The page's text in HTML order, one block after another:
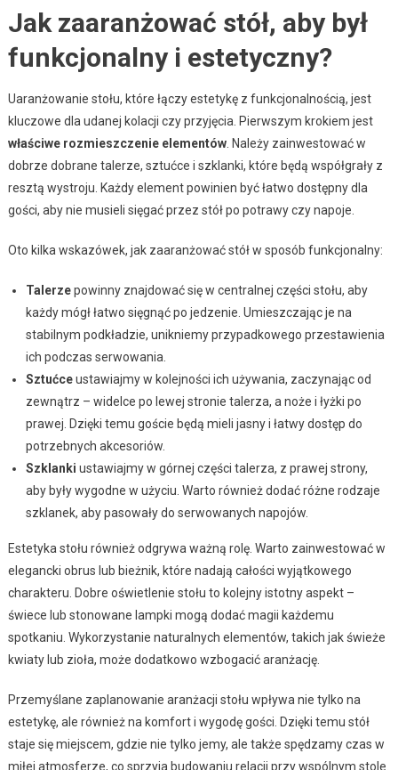
Jak zaaranżować stół, aby był
funkcjonalny i estetyczny?
Uaranżowanie stołu, które łączy estetykę z funkcjonalnością, jest
kluczowe dla udanej kolacji czy przyjęcia. Pierwszym krokiem jest
właściwe rozmieszczenie elementów. Należy zainwestować w
dobrze dobrane talerze, sztućce i szklanki, które będą współgrały z
resztą wystroju. Każdy element powinien być łatwo dostępny dla
gości, aby nie musieli sięgać przez stół po potrawy czy napoje.
Oto kilka wskazówek, jak zaaranżować stół w sposób funkcjonalny:
Talerzepowinny znajdować się w centralnej części stołu, aby
każdy mógł łatwo sięgnąć po jedzenie. Umieszczając je na
stabilnym podkładzie, unikniemy przypadkowego przestawienia
ich podczas serwowania.
Sztućceustawiajmy w kolejności ich używania, zaczynając od
zewnątrz – widelce po lewej stronie talerza, a noże i łyżki po
prawej. Dzięki temu goście będą mieli jasny i łatwy dostęp do
potrzebnych akcesoriów.
Szklanki ustawiajmy w górnej części talerza, z prawej strony,
aby były wygodne w użyciu. Warto również dodać różne rodzaje
szklanek, aby pasowały do serwowanych napojów.
Estetyka stołu również odgrywa ważną rolę. Warto zainwestować w
elegancki obrus lub bieżnik, które nadają całości wyjątkowego
charakteru. Dobre oświetlenie stołu to kolejny istotny aspekt –
świece lub stonowane lampki mogą dodać magii każdemu
spotkaniu. Wykorzystanie naturalnych elementów, takich jak świeże
kwiaty lub zioła, może dodatkowo wzbogacić aranżację.
Przemyślane zaplanowanie aranżacji stołu wpływa nie tylko na
estetykę, ale również na komfort i wygodę gości. Dzięki temu stół
staje się miejscem, gdzie nie tylko jemy, ale także spędzamy czas w
miłej atmosferze, co sprzyja budowaniu relacji przy wspólnym stole.